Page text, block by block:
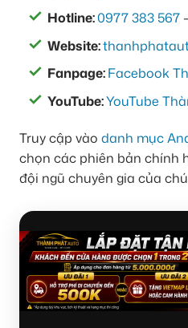
Hotline:0977 383 567
Website:
Fanpage:Facebook
YouTube:YouTube
Truy cập vào danh mục
chọn các phiên bản chính
đội ngũ chuyên gia của